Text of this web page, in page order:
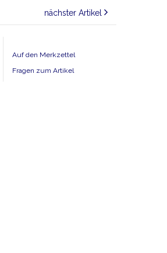
nächster Artikel
Auf den Merkzettel
Fragen zum Artikel